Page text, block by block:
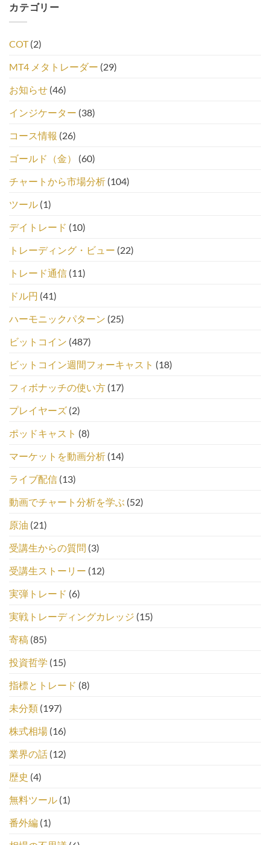
カテゴリー
COT(2)
MT4 メタトレーダー (29)
お知らせ (46)
インジケーター (38)
コース情報 (26)
ゴールド（金）
(60)
チャートから市場分析 (104)
ツール (1)
デイトレード (10)
トレーディング・ビュー (22)
トレード通信 (11)
ドル円 (41)
ハーモニックパターン (25)
ビットコイン (487)
ビットコイン週間フォーキャスト (18)
フィボナッチの使い方 (17)
プレイヤーズ (2)
ポッドキャスト (8)
マーケットを動画分析 (14)
ライブ配信 (13)
動画でチャート分析を学ぶ (52)
原油 (21)
受講生からの質問 (3)
受講生ストーリー (12)
実弾トレード (6)
実戦トレーディングカレッジ (15)
寄稿 (85)
投資哲学 (15)
指標とトレード (8)
未分類 (197)
株式相場 (16)
業界の話 (12)
歴史 (4)
無料ツール (1)
番外編 (1)